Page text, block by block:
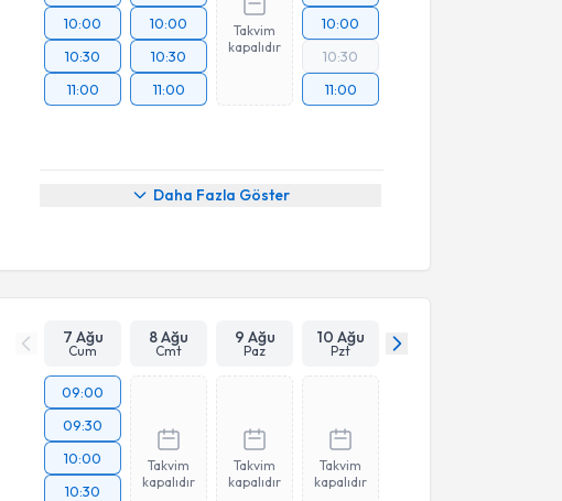
10:00
10:30
11:00
10:00
10:30
11:00
Takvim
kapalıdır
10:00
10:30
11:00
Daha Fazla Göster
7 Ağu
Cum
8 Ağu
Cmt
9 Ağu
Paz
10 Ağu
Pzt
09:00
09:30
10:00
10:30
Takvim
kapalıdır
Takvim
kapalıdır
Takvim
kapalıdır